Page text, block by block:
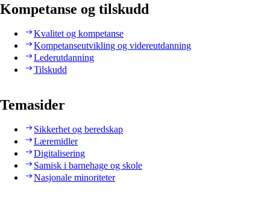
Kompetanse og tilskudd
Kvalitet og kompetanse
Kompetanseutvikling og videreutdanning
Lederutdanning
Tilskudd
Temasider
Sikkerhet og beredskap
Læremidler
Digitalisering
Samisk i barnehage og skole
Nasjonale minoriteter